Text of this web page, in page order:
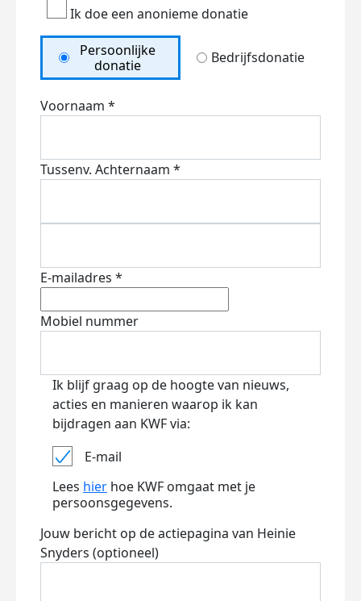
Ik doe een anonieme donatie
Persoonlijke
donatie
Bedrijfsdonatie
Voornaam *
Tussenv. Achternaam *
E-mailadres *
Mobiel nummer
Ik blijf graag op de hoogte van nieuws,
acties en manieren waarop ik kan
bijdragen aan KWF via:
E-mail
Lees hier hoe KWF omgaat met je
persoonsgegevens.
Jouw bericht op de actiepagina van Heinie
Snyders (optioneel)